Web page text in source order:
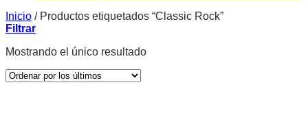
Inicio /Productos etiquetados “Classic Rock”
Filtrar
Mostrando el único resultado